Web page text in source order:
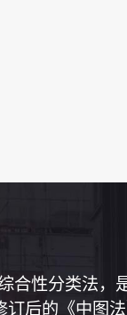
合性分类法，
后的《中图